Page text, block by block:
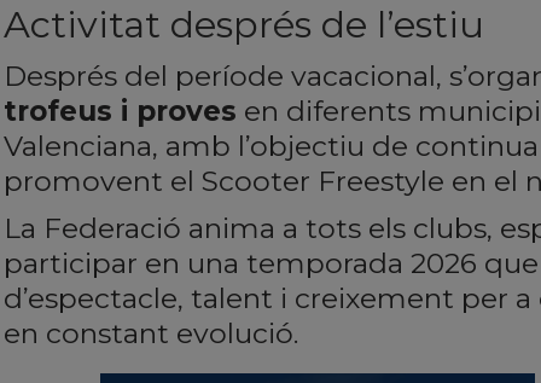
Activitat després de l’estiu
Després del període vacacional,
trofeus i proves en diferents
Valenciana, amb l’objectiu de
promovent el Scooter Freestyle en el
La Federació anima a tots els clubs,
participar en una temporada 2026
d’espectacle, talent i creixement per
en constant evolució.